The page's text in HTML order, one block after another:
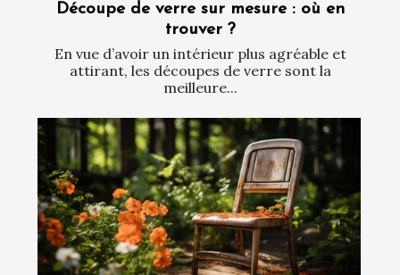
Découpe de verre sur mesure : où en
trouver ?
En vue d’avoir un intérieur plus agréable et
attirant, les découpes de verre sont la
meilleure...